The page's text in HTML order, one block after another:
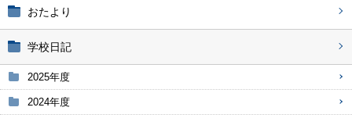
おたより
学校日記
2025年度
2024年度